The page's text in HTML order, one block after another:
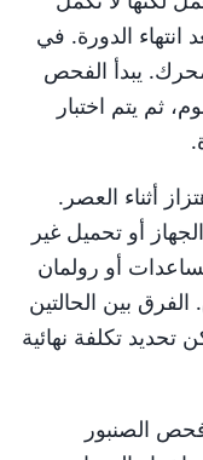
انتهاء الدورة. في
يبدأ الفحص
ثم يتم اختبار
أثناء العصر.
أو تحميل غير
أو رولمان
بين الحالتين
تكلفة نهائية
الصنبور